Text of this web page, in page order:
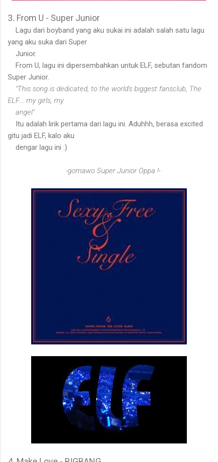
3. From U - Super Junior
Lagu dari boyband yang aku sukai ini adalah salah satu lagu
yang aku suka dari Super
Junior.
From U, lagu ini dipersembahkan untuk ELF, sebutan fandom
Super Junior.
"This song is dedicated, to the world's biggest fansclub, The
ELF.... my girls, my
angel"
Itu adalah lirik pertama dari lagu ini. Aduhhh, berasa excited
gitu jadi ELF, kalo aku
dengar lagu ini :)
-gomawo Super Junior Oppa !-